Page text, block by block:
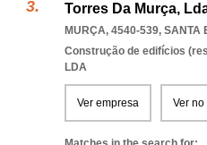
Torres Da Murça,
MURÇA, 4540-539, SANTA
Construção de edifícios
LDA
Ver empresa Ver